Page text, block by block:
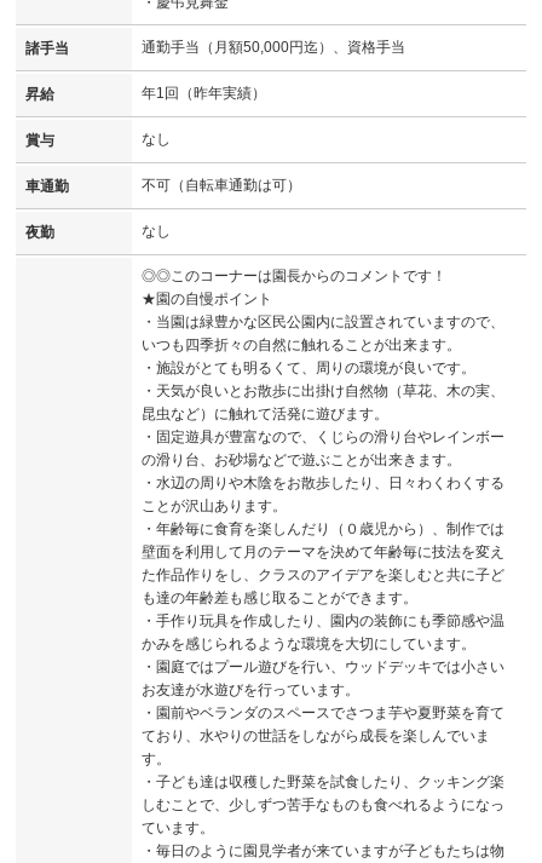
諸手当 通勤手当（月額50,000円迄）、資格手当
昇給 年1回（昨年実績）
賞与 なし
車通勤 不可（自転車通勤は可）
夜勤 なし
◎◎このコーナーは園長からのコメントです！
★園の自慢ポイント
・当園は緑豊かな区民公園内に設置されていますので、
いつも四季折々の自然に触れることが出来ます。
・施設がとても明るくて、周りの環境が良いです。
・天気が良いとお散歩に出掛け自然物（草花、木の実、
昆虫など）に触れて活発に遊びます。
・固定遊具が豊富なので、くじらの滑り台やレインボー
の滑り台、お砂場などで遊ぶことが出来きます。
・水辺の周りや木陰をお散歩したり、日々わくわくする
ことが沢山あります。
・年齢毎に食育を楽しんだり（０歳児から）、制作では
壁面を利用して月のテーマを決めて年齢毎に技法を変え
た作品作りをし、クラスのアイデアを楽しむと共に子ど
も達の年齢差も感じ取ることができます。
・手作り玩具を作成したり、園内の装飾にも季節感や温
かみを感じられるような環境を大切にしています。
・園庭ではプール遊びを行い、ウッドデッキでは小さい
お友達が水遊びを行っています。
・園前やベランダのスペースでさつま芋や夏野菜を育て
ており、水やりの世話をしながら成長を楽しんでいま
す。
・子ども達は収穫した野菜を試食したり、クッキング楽
しむことで、少しずつ苦手なものも食べれるようになっ
ています。
・毎日のように園見学者が来ていますが子どもたちは物